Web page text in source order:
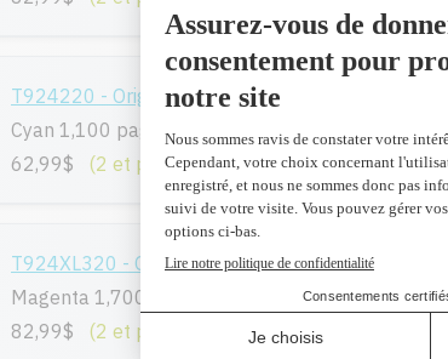
T924220 - Original
Cyan 1,100 pages
62,99$
(2 et plus 61,30 $)
T924XL320 - Original
Magenta 1,700 pages
82,99$
(2 et plus 81,30 $)